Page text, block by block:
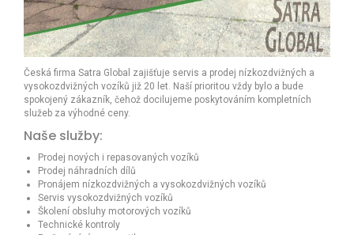
Česká firma Satra Global zajišťuje servis a prodej nízkozdvižných a
vysokozdvižných vozíků již 20 let. Naší prioritou vždy bylo a bude
spokojený zákazník, čehož docilujeme poskytováním kompletních
služeb za výhodné ceny.
Naše služby:
Prodej nových i repasovaných vozíků
Prodej náhradních dílů
Pronájem nízkozdvižných a vysokozdvižných vozíků
Servis vysokozdvižných vozíků
Školení obsluhy motorových vozíků
Technické kontroly